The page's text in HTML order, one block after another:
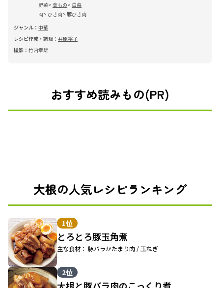
野菜 葉もの
白菜
肉
ひき肉 豚ひき肉
ジャンル： 中華
レシピ作成・調理： 井原裕子
撮影： 竹内章雄
おすすめ読みもの(PR)
大根の人気レシピランキング
1位
とろとろ豚玉角煮
主な食材： 豚バラかたまり肉 / 玉ねぎ
2位